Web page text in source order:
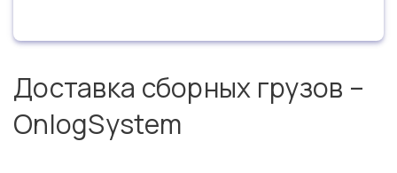
Доставка сборных грузов –
OnlogSystem